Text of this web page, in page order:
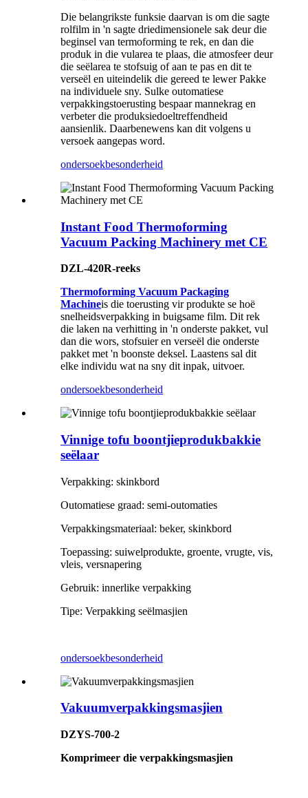
Die belangrikste funksie daarvan is om die sagte
rolfilm in 'n sagte driedimensionele sak deur die
beginsel van termoforming te rek, en dan die
produk in die vularea te plaas, die atmosfeer deur
die seëlarea te stofsuig of aan te pas en dit te
verseël en uiteindelik die gereed te lewer Pakke
na individuele sny. Sulke outomatiese
verpakkingstoerusting bespaar mannekrag en
verbeter die produksiedoeltreffendheid
aansienlik. Daarbenewens kan dit volgens u
versoek aangepas word.
ondersoekbesonderheid
Instant Food Thermoforming
Vacuum Packing Machinery met CE
DZL-420R-reeks
Thermoforming Vacuum Packaging
Machineis die toerusting vir produkte se hoë
snelheidsverpakking in buigsame film. Dit rek
die laken na verhitting in 'n onderste pakket, vul
dan die wors, stofsuier en verseël die onderste
pakket met 'n boonste deksel. Laastens sal dit
elke individu wat na sny dit inpak, uitvoer.
ondersoekbesonderheid
Vinnige tofu boontjieprodukbakkie
seëlaar
Verpakking: skinkbord
Outomatiese graad: semi-outomaties
Verpakkingsmateriaal: beker, skinkbord
Toepassing: suiwelprodukte, groente, vrugte, vis,
vleis, versnapering
Gebruik: innerlike verpakking
Tipe: Verpakking seëlmasjien
ondersoekbesonderheid
Vakuumverpakkingsmasjien
DZYS-700-2
Komprimeer die verpakkingsmasjien